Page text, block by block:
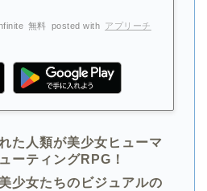
無料 posted with アプリーチ
た人類が美少女ヒューマ
ーティングRPG！
少女たちのビジュアルの